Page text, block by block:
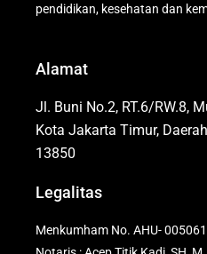
pendidikan, kesehatan dan
Alamat
Jl. Buni No.2, RT.6/RW.8,
Kota Jakarta Timur,
13850
Legalitas
Menkumham No. AHU-